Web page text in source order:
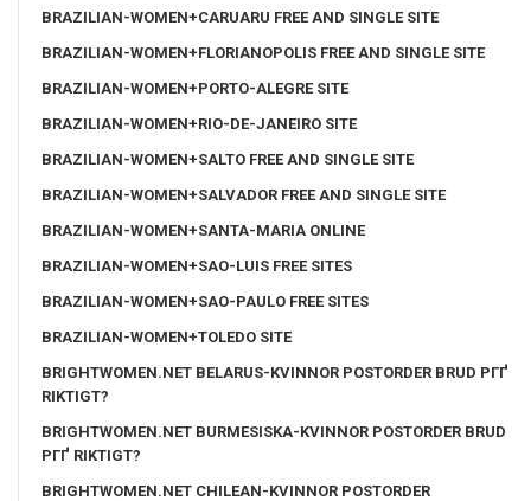
BRAZILIAN-WOMEN+CARUARU FREE AND SINGLE SITE
BRAZILIAN-WOMEN+FLORIANOPOLIS FREE AND SINGLE SITE
BRAZILIAN-WOMEN+PORTO-ALEGRE SITE
BRAZILIAN-WOMEN+RIO-DE-JANEIRO SITE
BRAZILIAN-WOMEN+SALTO FREE AND SINGLE SITE
BRAZILIAN-WOMEN+SALVADOR FREE AND SINGLE SITE
BRAZILIAN-WOMEN+SANTA-MARIA ONLINE
BRAZILIAN-WOMEN+SAO-LUIS FREE SITES
BRAZILIAN-WOMEN+SAO-PAULO FREE SITES
BRAZILIAN-WOMEN+TOLEDO SITE
BRIGHTWOMEN.NET BELARUS-KVINNOR POSTORDER BRUD PГҐ
RIKTIGT?
BRIGHTWOMEN.NET BURMESISKA-KVINNOR POSTORDER BRUD
PГҐ RIKTIGT?
BRIGHTWOMEN.NET CHILEAN-KVINNOR POSTORDER